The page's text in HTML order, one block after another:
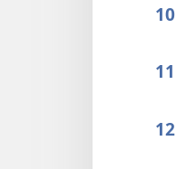
10
11
12